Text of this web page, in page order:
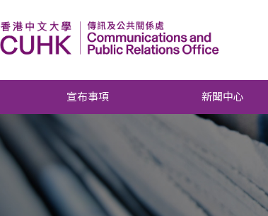
宣布事項 新聞中心